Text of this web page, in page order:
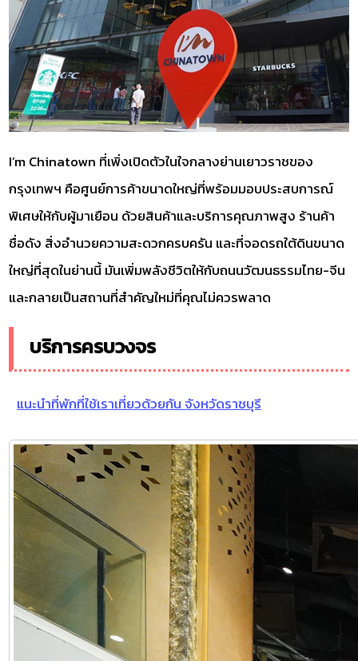
I’m Chinatown ที่เพิ่งเปิดตัวในใจกลางย่านเยาวราชของ
กรุงเทพฯ คือศูนย์การค้าขนาดใหญ่ที่พร้อมมอบประสบการณ์
พิเศษให้กับผู้มาเยือน ด้วยสินค้าและบริการคุณภาพสูง ร้านค้า
ชื่อดัง สิ่งอำนวยความสะดวกครบครัน และที่จอดรถใต้ดินขนาด
ใหญ่ที่สุดในย่านนี้ มันเพิ่มพลังชีวิตให้กับถนนวัฒนธรรมไทย-จีน
และกลายเป็นสถานที่สำคัญใหม่ที่คุณไม่ควรพลาด
บริการครบวงจร
แนะนำที่พักที่ใช้เราเที่ยวด้วยกัน จังหวัดราชบุรี